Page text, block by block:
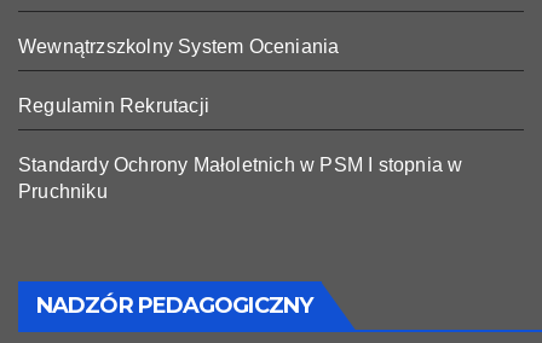
Wewnątrzszkolny System Oceniania
Regulamin Rekrutacji
Standardy Ochrony Małoletnich w PSM I stopnia w
Pruchniku
NADZÓR PEDAGOGICZNY